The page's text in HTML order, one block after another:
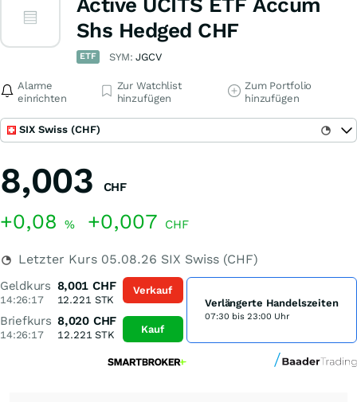
Active UCITS ETF Accum
Shs Hedged CHF
ETF SYM:JGCV
Alarme
einrichten
Zur Watchlist
hinzufügen
Zum Portfolio
hinzufügen
SIX Swiss (CHF)
8,003 CHF
+0,08 % +0,007 CHF
Letzter Kurs 05.08.26 SIX Swiss (CHF)
Geldkurs
14:26:17
8,001 CHF
12.221 STK
Briefkurs
14:26:17
8,020 CHF
12.221 STK
Verkauf
Kauf
Verlängerte Handelszeiten
07:30 bis 23:00 Uhr